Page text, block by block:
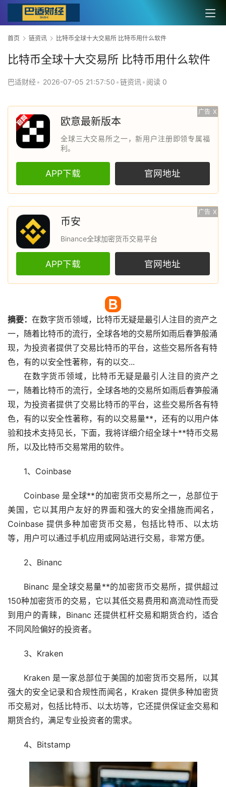
首页 链资讯 比特币全球十大交易所 比特币用什么软件
比特币全球十大交易所 比特币用什么软件
巴适财经• 2026-07-05 21:57:50 •链资讯 • 阅读 0
广告 X
欧意最新版本
全球三大交易所之一，新用户注册即领专属福
利。
APP下载 官网地址
广告 X
币安
Binance全球加密货币交易平台
APP下载 官网地址
摘要： 在数字货币领域， 比特币无疑是最引人注目的资产之
一，随着比特币的流行，全球各地的交易所如雨后春笋般涌
现，为投资者提供了交易比特币的平台，这些交易所各有特
色，有的以安全性著称，有的以交...
在数字货币领域，比特币无疑是最引人注目的资产之
一，随着比特币的流行，全球各地的交易所如雨后春笋般涌
现，为投资者提供了交易比特币的平台，这些交易所各有特
色，有的以安全性著称，有的以交易量**，还有的以用户体
验和技术支持见长，下面，我将详细介绍全球十**特币交易
所，以及比特币交易常用的软件。
1、Coinbase
Coinbase 是全球**的加密货币交易所之一，总部位于
美国，它以其用户友好的界面和强大的安全措施而闻名，
Coinbase 提供多种加密货币交易，包括比特币、 以太坊
等，用户可以通过手机应用或网站进行交易，非常方便。
2、Binanc
Binanc 是全球交易量**的加密货币交易所，提供超过
150种加密货币的交易，它以其低交易费用和高流动性而受
到用户的青睐，Binanc 还提供杠杆交易和期货合约，适合
不同风险偏好的投资者。
3、Kraken
Kraken 是一家总部位于美国的加密货币交易所，以其
强大的安全记录和合规性而闻名，Kraken 提供多种加密货
币交易对，包括比特币、以太坊等，它还提供保证金交易和
期货合约，满足专业投资者的需求。
4、Bitstamp